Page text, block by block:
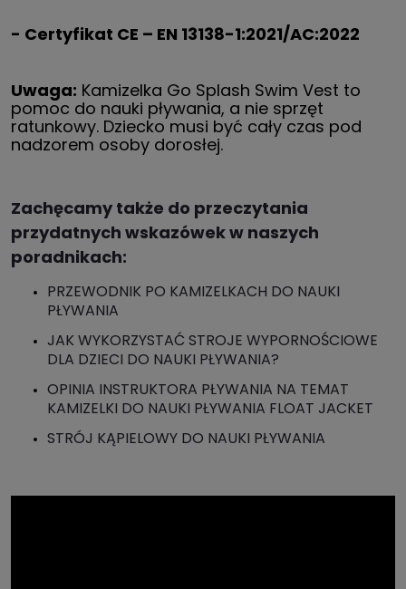
- Certyfikat CE – EN 13138-1:2021/AC:2022
Uwaga: Kamizelka Go Splash Swim Vest to
pomoc do nauki pływania, a nie sprzęt
ratunkowy. Dziecko musi być cały czas pod
nadzorem osoby dorosłej.
Zachęcamy także do przeczytania
przydatnych wskazówek w naszych
poradnikach:
PRZEWODNIK PO KAMIZELKACH DO NAUKI
PŁYWANIA
JAK WYKORZYSTAĆ STROJE WYPORNOŚCIOWE
DLA DZIECI DO NAUKI PŁYWANIA?
OPINIA INSTRUKTORA PŁYWANIA NA TEMAT
KAMIZELKI DO NAUKI PŁYWANIA FLOAT JACKET
STRÓJ KĄPIELOWY DO NAUKI PŁYWANIA